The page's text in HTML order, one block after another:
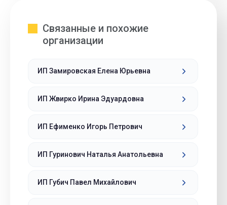
Связанные и похожие
организации
ИП Замировская Елена Юрьевна
ИП Жвирко Ирина Эдуардовна
ИП Ефименко Игорь Петрович
ИП Гуринович Наталья Анатольевна
ИП Губич Павел Михайлович